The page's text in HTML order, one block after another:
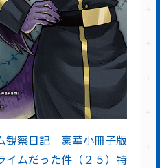
観察日記 豪華小冊子版
ムだった件（２５）特